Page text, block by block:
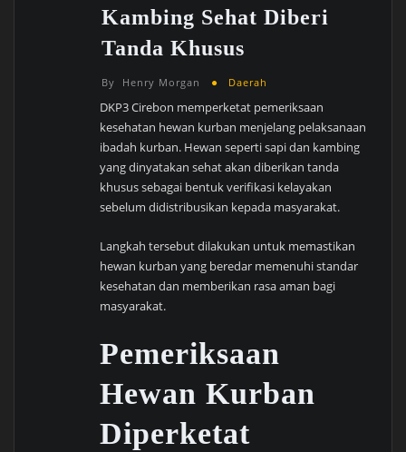
Kambing Sehat Diberi
Tanda Khusus
By Henry Morgan Daerah
DKP3 Cirebon memperketat pemeriksaan
kesehatan hewan kurban menjelang pelaksanaan
ibadah kurban. Hewan seperti sapi dan kambing
yang dinyatakan sehat akan diberikan tanda
khusus sebagai bentuk verifikasi kelayakan
sebelum didistribusikan kepada masyarakat.
Langkah tersebut dilakukan untuk memastikan
hewan kurban yang beredar memenuhi standar
kesehatan dan memberikan rasa aman bagi
masyarakat.
Pemeriksaan
Hewan Kurban
Diperketat